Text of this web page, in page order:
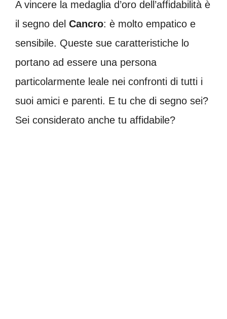
A vincere la medaglia d’oro dell’affidabilità è
il segno del Cancro: è molto empatico e
sensibile. Queste sue caratteristiche lo
portano ad essere una persona
particolarmente leale nei confronti di tutti i
suoi amici e parenti. E tu che di segno sei?
Sei considerato anche tu affidabile?